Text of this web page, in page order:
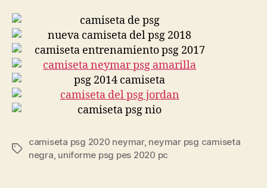
Etiquetas
camiseta psg 2020 neymar, neymar psg camiseta
negra, uniforme psg pes 2020 pc